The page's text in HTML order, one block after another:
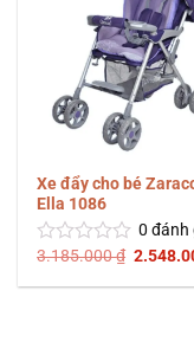
Xe đẩy cho bé
Ella 1086
Được
0 đánh
3.185.000₫ Giá
là: